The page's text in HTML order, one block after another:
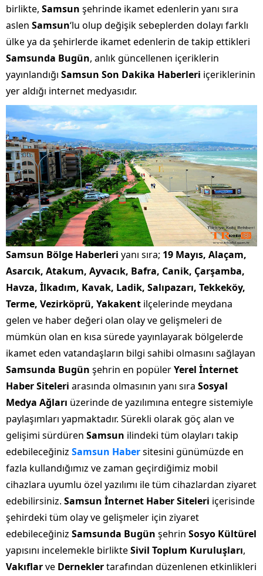
birlikte, Samsun şehrinde ikamet edenlerin yanı sıra
aslen Samsun‘lu olup değişik sebeplerden dolayı farklı
ülke ya da şehirlerde ikamet edenlerin de takip ettikleri
Samsunda Bugün, anlık güncellenen içeriklerin
yayınlandığı Samsun Son Dakika Haberleri içeriklerinin
yer aldığı internet medyasıdır.
Samsun Bölge Haberleri yanı sıra; 19 Mayıs, Alaçam,
Asarcık, Atakum, Ayvacık, Bafra, Canik, Çarşamba,
Havza, İlkadım, Kavak, Ladik, Salıpazarı, Tekkeköy,
Terme, Vezirköprü, Yakakent ilçelerinde meydana
gelen ve haber değeri olan olay ve gelişmeleri de
mümkün olan en kısa sürede yayınlayarak bölgelerde
ikamet eden vatandaşların bilgi sahibi olmasını sağlayan
Samsunda Bugün şehrin en popülerYerel İnternet
Haber Siteleri arasında olmasının yanı sıra Sosyal
Medya Ağları üzerinde de yazılımına entegre sistemiyle
paylaşımları yapmaktadır. Sürekli olarak göç alan ve
gelişimi sürdüren Samsun ilindeki tüm olayları takip
edebileceğiniz Samsun Habersitesini günümüzde en
fazla kullandığımız ve zaman geçirdiğimiz mobil
cihazlara uyumlu özel yazılımı ile tüm cihazlardan ziyaret
edebilirsiniz. Samsun İnternet Haber Siteleri içerisinde
şehirdeki tüm olay ve gelişmeler için ziyaret
edebileceğiniz Samsunda Bugün şehrin Sosyo Kültürel
yapısını incelemekle birlikteSivil Toplum Kuruluşları,
Vakıflarve Derneklertarafından düzenlenen etkinlikleri